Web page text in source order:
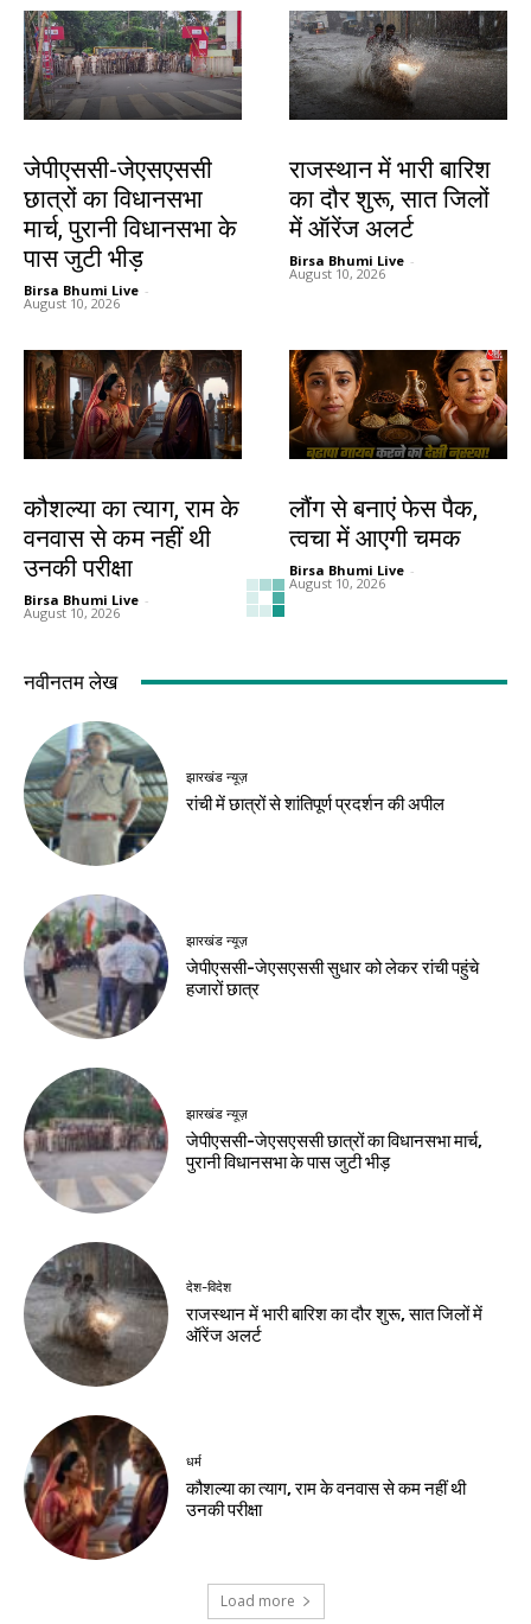
जेपीएससी-जेएसएससी
छात्रों का विधानसभा
मार्च, पुरानी विधानसभा के
पास जुटी भीड़
Birsa Bhumi Live -
August 10, 2026
राजस्थान में भारी बारिश
का दौर शुरू, सात जिलों
में ऑरेंज अलर्ट
Birsa Bhumi Live -
August 10, 2026
कौशल्या का त्याग, राम के
वनवास से कम नहीं थी
उनकी परीक्षा
Birsa Bhumi Live -
August 10, 2026
लौंग से बनाएं फेस पैक,
त्वचा में आएगी चमक
Birsa Bhumi Live -
August 10, 2026
हेल्थ
व्रत के लिए घर पर तैयार
करें शुद्ध फलाहारी आटा
August 10, 2026
हेल्थ
बारिश में घर पर लगाएं 6
खेल
डीपीएल में सेंट्रल दिल्ली
किंग्स की रोमांचक जीत
Birsa Bhumi Live -
August 10, 2026
नवीनतम लेख
झारखंड न्यूज़